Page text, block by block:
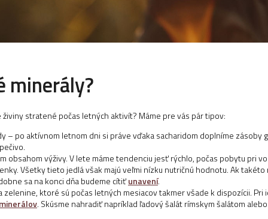
minerály?
stratené počas letných aktivít? Máme pre vás pár tipov:
– po aktívnom letnom dni si práve vďaka sacharidom doplníme zásoby
obsahom výživy. V lete máme tendenciu jesť rýchlo, počas pobytu pri
Všetky tieto jedlá však majú veľmi nízku nutričnú hodnotu. Ak
sa na konci dňa budeme cítiťunavení.
ktoré sú počas letných mesiacov takmer všade k dispozícii.
. Skúsme nahradiť napríklad ľadový šalát rímskym šalátom